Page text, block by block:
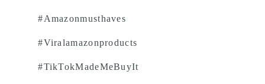
#Amazonmusthaves
#Viralamazonproducts
#TikTokMadeMeBuyIt